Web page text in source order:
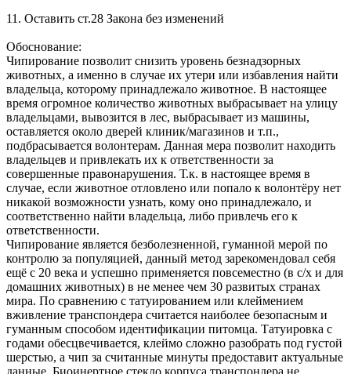
11. Оставить ст.28 Закона без изменений
Обоснование:
Чипирование позволит снизить уровень безнадзорных
животных, а именно в случае их утери или избавления найти
владельца, которому принадлежало животное. В настоящее
время огромное количество животных выбрасывает на улицу
владельцами, вывозится в лес, выбрасывает из машины,
оставляется около дверей клиник/магазинов и т.п.,
подбрасывается волонтерам. Данная мера позволит находить
владельцев и привлекать их к ответственности за
совершенные правонарушения. Т.к. в настоящее время в
случае, если животное отловлено или попало к волонтёру нет
никакой возможности узнать, кому оно принадлежало, и
соответственно найти владельца, либо привлечь его к
ответственности.
Чипирование является безболезненной, гуманной мерой по
контролю за популяцией, данный метод зарекомендовал себя
ещё с 20 века и успешно применяется повсеместно (в с/х и для
домашних животных) в не менее чем 30 развитых странах
мира. По сравнению с татуированием или клеймением
вживление транспондера считается наиболее безопасным и
гуманным способом идентификации питомца. Татуировка с
годами обесцвечивается, клеймо сложно разобрать под густой
шерстью, а чип за считанные минуты предоставит актуальные
данные. Биоинертное стекло корпуса транспондера не